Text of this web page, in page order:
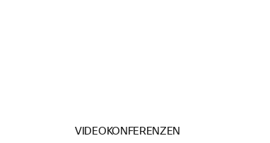
VIDEOKONFERENZEN